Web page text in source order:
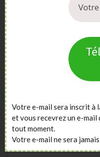
Publier son Livre a trois
largement, vous
d’édition qui vous
maisons d’édition,
impression de livre à la
pas être seul, et
de méthodes. Publier,
être bâclés, ou réalisés
conseils.
Votre e-mail sera inscrit à
et vous recevrez un e-
tout moment.
Votre e-mail ne sera